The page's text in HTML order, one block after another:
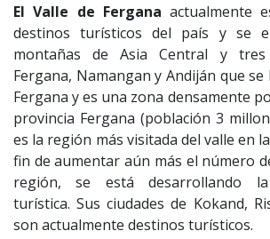
El Valle de Fergana actualmente
destinos turísticos del país y se
montañas de Asia Central y tres
Fergana, Namangan y Andiján que se
Fergana y es una zona densamente
provincia Fergana (población 3
es la región más visitada del valle en
fin de aumentar aún más el número
región, se está desarrollando
turística. Sus ciudades de Kokand,
son actualmente destinos turísticos.